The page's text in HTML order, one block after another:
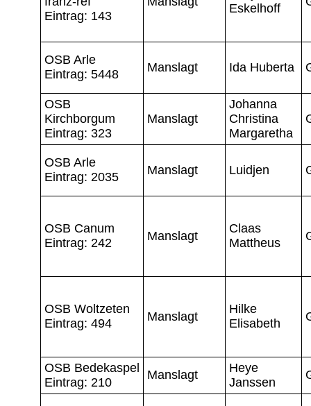
Eintrag: 143
Eskelhoff
OSB Arle
Eintrag: 5448
Manslagt Ida Huberta
OSB
Kirchborgum
Eintrag: 323
Manslagt
Johanna
Christina
Margaretha
OSB Arle
Eintrag: 2035
Manslagt Luidjen
OSB Canum
Eintrag: 242
Manslagt
Claas
Mattheus
OSB Woltzeten
Eintrag: 494
Manslagt
Hilke
Elisabeth
OSB Bedekaspel
Eintrag: 210
Manslagt
Heye
Janssen